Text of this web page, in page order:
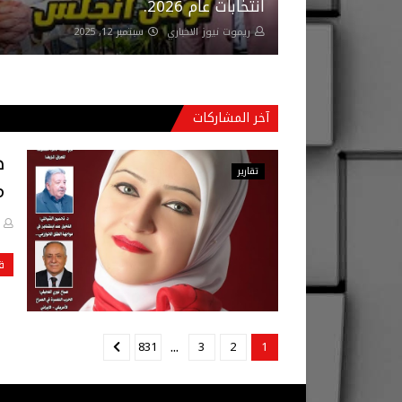
انتخابات عام 2026.
ريموت نيوز الاخباري سبتمبر 12, 2025
آخر المشاركات
تقارير
1
2
3
...
831